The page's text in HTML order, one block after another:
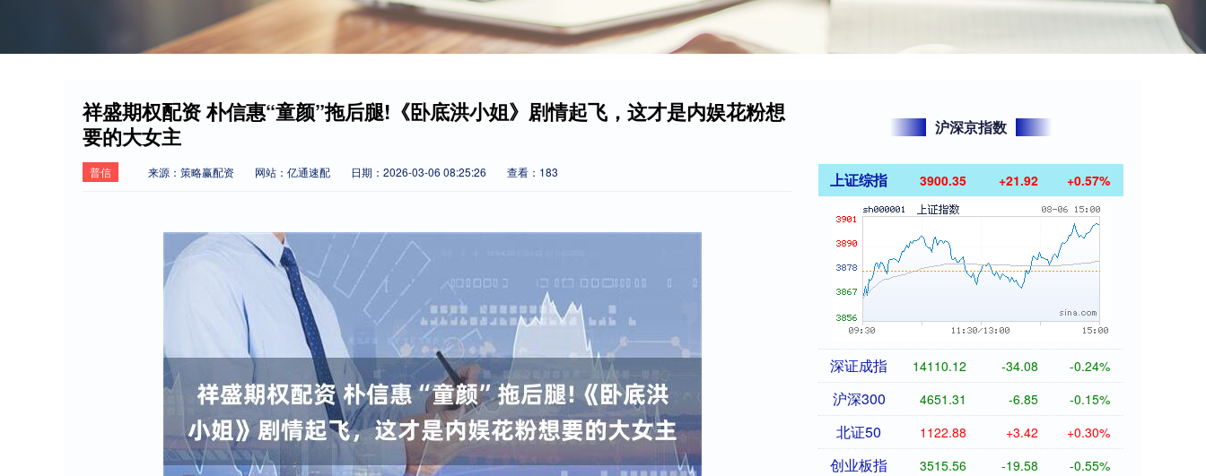
祥盛期权配资 朴信惠“童颜”拖后腿!《卧底洪小姐》剧情起飞，这才是内娱花粉想
要的大女主
普信 来源：策略赢配资 网站：亿通速配 日期：2026-03-06 08:25:26 查看：183
沪深京指数
上证综指 3900.35 +21.92 +0.57%
深证成指 14110.12 -34.08 -0.24%
沪深300 4651.31 -6.85 -0.15%
北证50 1122.88 +3.42 +0.30%
创业板指 3515.56 -19.58 -0.55%